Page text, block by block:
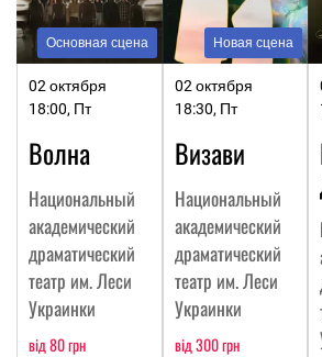
Основная сцена
02 октября
18:00, Пт
Волна
Национальный
академический
драматический
театр им. Леси
Украинки
від 80 грн
Новая сцена
02 октября
18:30, Пт
Визави
Национальный
академический
драматический
театр им. Леси
Украинки
від 300 грн